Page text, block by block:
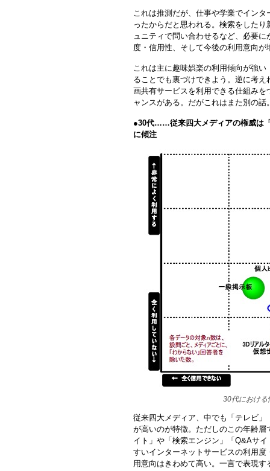
これは推測だが、仕事や学業でイン
ったからだと思われる。検索をした
ュニティで問い合わせるなど、必要
度・信用性、そして今後の利用意向が
これは主に趣味娯楽の利用傾向が強
ることでも裏づけできよう。逆に考
画共有サービスを利用できる仕組み
ャンスがある。だがこれはまた別の話
●30代……従来四大メディアの権威は
に傾注
30代における
従来四大メディア、中でも「テレビ
が高いのが特徴。ただしのこの年齢
イト」や「検索エンジン」「Q&Aサ
すいインターネットサービスの利用
用意向はきわめて高い。一言で表現